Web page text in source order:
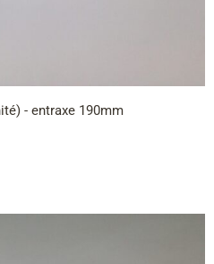
- entraxe 190mm